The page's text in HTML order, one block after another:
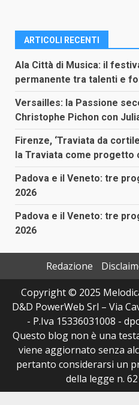
ARTICOLI RECENTI
Ala Città di Musica: il
permanente tra talenti e
Versailles: la Passione
Christophe Pichon con
Firenze, ‘Traviata da
la Traviata come progetto
Padova e il Veneto: tre
2026
Padova e il Veneto: tre
2026
Redazione
Copyright © 2025
D&D PowerWeb Srl – Via
- P.Iva 15336031008 -
Questo blog non è una
viene aggiornato senza
pertanto considerarsi un
della legge n.